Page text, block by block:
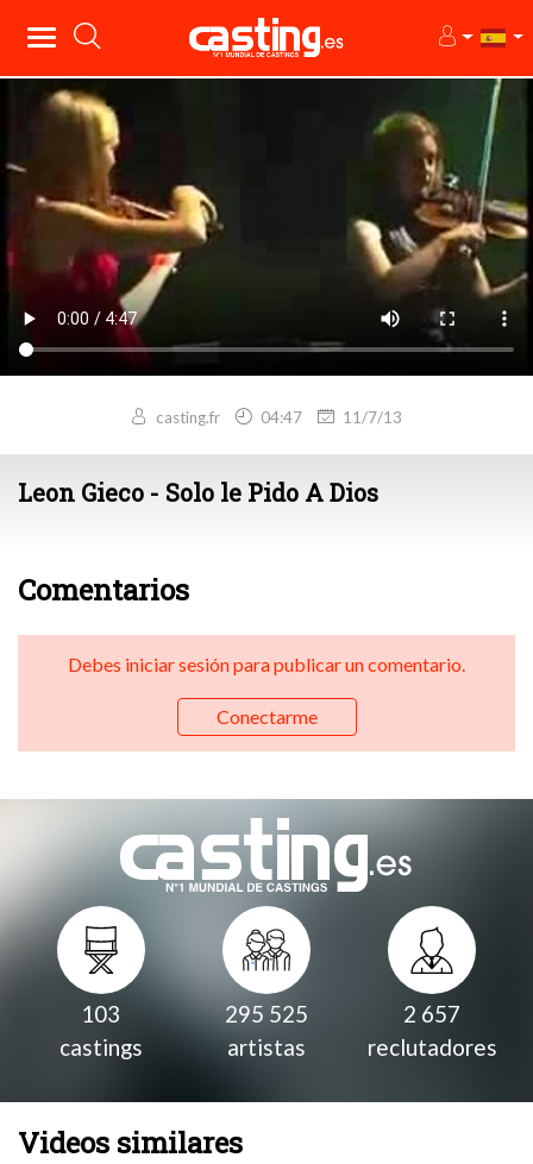
casting.fr 04:47 11/7/13
Leon Gieco - Solo le Pido A Dios
Comentarios
Debes iniciar sesión para publicar un comentario.
Conectarme
103
castings
295 525
artistas
2 657
reclutadores
Videos similares